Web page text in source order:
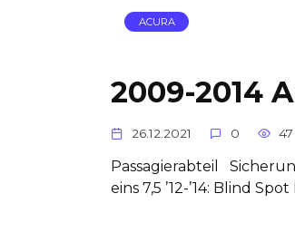
ACURA
2009-2014
26.12.2021 0 47
Passagierabteil
eins 7,5 ’12-’14: Blind